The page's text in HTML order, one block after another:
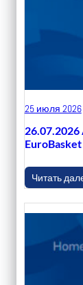
25 июля 2026
26.07.2026
Читать